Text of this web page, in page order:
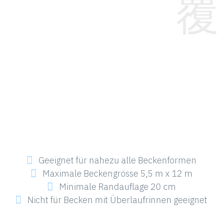
Geeignet für nahezu alle Beckenformen
Maximale Beckengrösse 5,5 m x 12 m
Minimale Randauflage 20 cm
Nicht für Becken mit Überlaufrinnen geeignet